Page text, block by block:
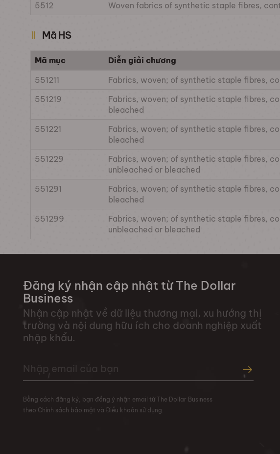
5512
Woven fabrics of synthetic staple fibres,
Mã HS
Mã mục
Diễn giải chương
551211
Fabrics, woven; of synthetic staple fibres,
551219
Fabrics, woven; of synthetic staple fibres,
bleached
551221
Fabrics, woven; of synthetic staple fibres,
bleached
551229
Fabrics, woven; of synthetic staple fibres,
unbleached or bleached
551291
Fabrics, woven; of synthetic staple fibres,
bleached
551299
Fabrics, woven; of synthetic staple fibres,
unbleached or bleached
Đăng ký nhận cập nhật từ The Dollar
Business
Nhận cập nhật về dữ liệu thương mại, xu hướng thị
trường và nội dung hữu ích cho doanh nghiệp xuất
nhập khẩu.
Bằng cách đăng ký, bạn đồng ý nhận email từ The Dollar Business
theo Chính sách bảo mật và Điều khoản sử dụng.